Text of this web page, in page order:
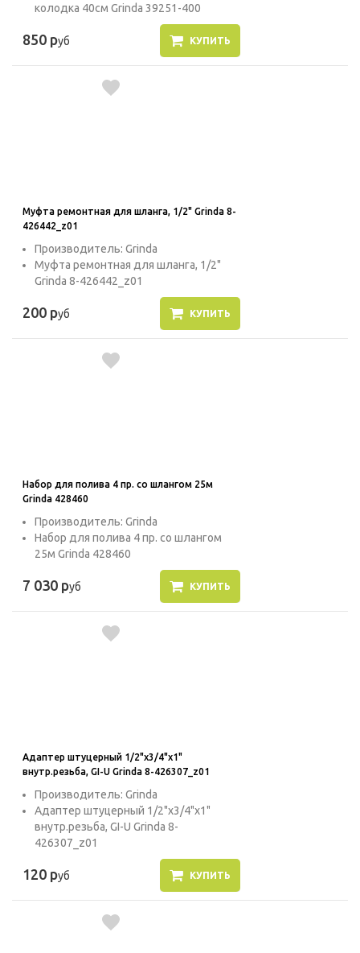
колодка 40см Grinda 39251-400
850 руб КУПИТЬ
Муфта ремонтная для шланга, 1/2" Grinda 8-
426442_z01
Производитель: Grinda
Муфта ремонтная для шланга, 1/2"
Grinda 8-426442_z01
200 руб КУПИТЬ
Набор для полива 4 пр. со шлангом 25м
Grinda 428460
Производитель: Grinda
Набор для полива 4 пр. со шлангом
25м Grinda 428460
7 030 руб КУПИТЬ
Адаптер штуцерный 1/2"x3/4"x1"
внутр.резьба, GI-U Grinda 8-426307_z01
Производитель: Grinda
Адаптер штуцерный 1/2"x3/4"x1"
внутр.резьба, GI-U Grinda 8-
426307_z01
120 руб КУПИТЬ